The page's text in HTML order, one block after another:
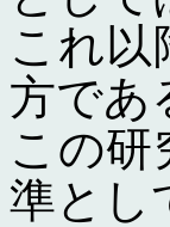
これ以
方であ
この研
準とし